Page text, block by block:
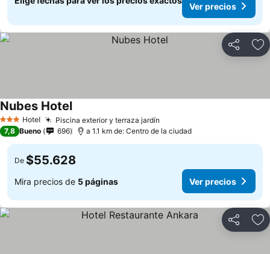
Ver precios
Compartir
3 Estrellas
Hotel Piscina exterior y terraza jardín
Nubes HotelVer precios
7,8 Bueno 696 a 1.1 km de: Centro de la ciudad
De $55.628
Mira precios de 5 páginas Ver precios
Compartir